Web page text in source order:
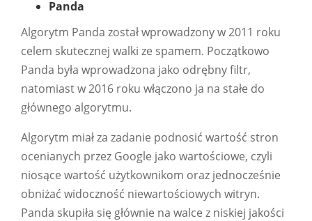
Panda
Algorytm Panda został wprowadzony w 2011 roku
celem skutecznej walki ze spamem. Początkowo
Panda była wprowadzona jako odrębny filtr,
natomiast w 2016 roku włączono ja na stałe do
głównego algorytmu.
Algorytm miał za zadanie podnosić wartość stron
ocenianych przez Google jako wartościowe, czyli
niosące wartość użytkownikom oraz jednocześnie
obniżać widoczność niewartościowych witryn.
Panda skupiła się głównie na walce z niskiej jakości